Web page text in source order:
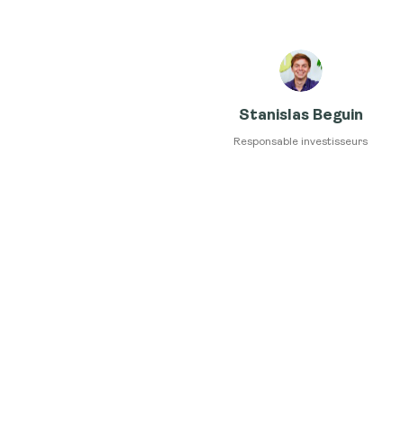
Stanislas Beguin
Responsable investisseurs